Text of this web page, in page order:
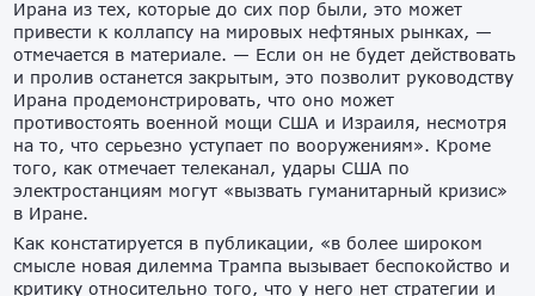
Ирана из тех, которые до сих пор были, это может
привести к коллапсу на мировых нефтяных рынках, —
отмечается в материале. — Если он не будет действовать
и пролив останется закрытым, это позволит руководству
Ирана продемонстрировать, что оно может
противостоять военной мощи США и Израиля, несмотря
на то, что серьезно уступает по вооружениям». Кроме
того, как отмечает телеканал, удары США по
электростанциям могут «вызвать гуманитарный кризис»
в Иране.
Как констатируется в публикации, «в более широком
смысле новая дилемма Трампа вызывает беспокойство и
критику относительно того, что у него нет стратегии и